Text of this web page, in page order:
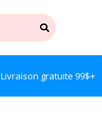
Livraison gratuite 99$+